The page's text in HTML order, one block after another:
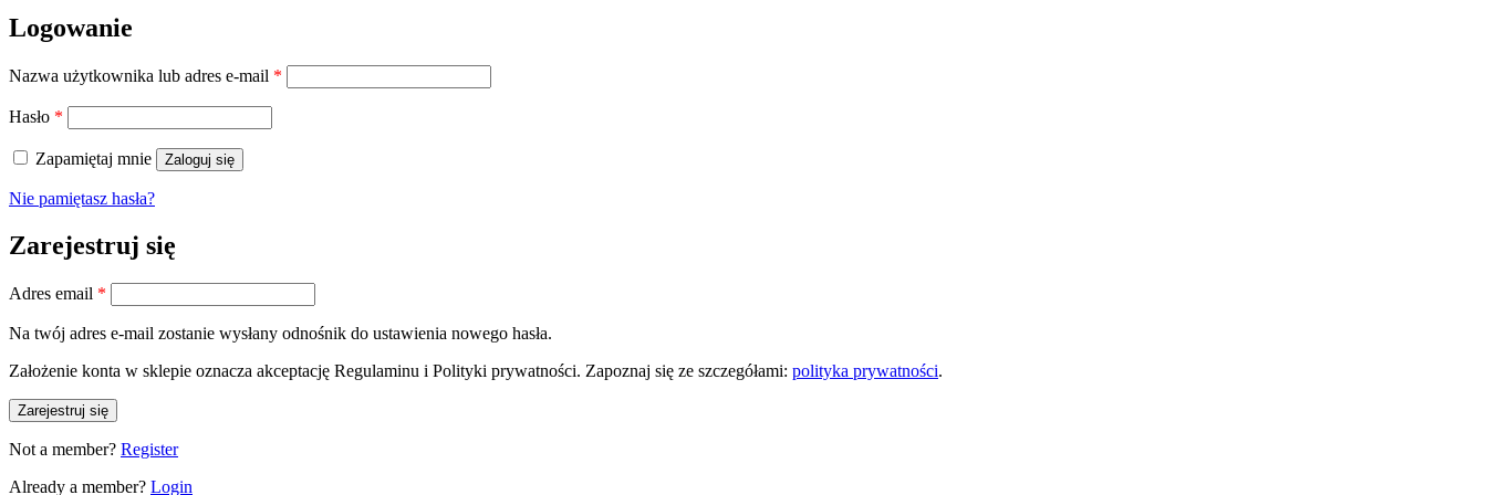
Logowanie
Nazwa użytkownika lub adres e-mail *
Hasło *
Zapamiętaj mnie Zaloguj się
Nie pamiętasz hasła?
Zarejestruj się
Adres email *
Na twój adres e-mail zostanie wysłany odnośnik do ustawienia nowego hasła.
Założenie konta w sklepie oznacza akceptację Regulaminu i Polityki prywatności. Zapoznaj się ze szczegółami: polityka prywatności.
Zarejestruj się
Not a member? Register
Already a member? Login